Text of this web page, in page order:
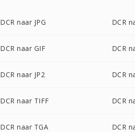
DCR naar JPG DCR
DCR naar GIF DCR
DCR naar JP2 DCR
DCR naar TIFF DCR
DCR naar TGA DCR